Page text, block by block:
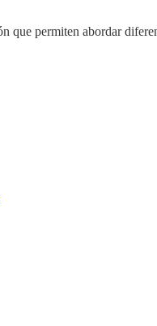
que permiten abordar